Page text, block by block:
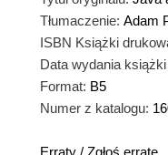
Tłumaczenie: Adam
ISBN Książki
Data wydania
Format: B5
Numer z katalogu: